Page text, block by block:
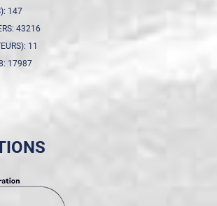
147
43216
11
17987